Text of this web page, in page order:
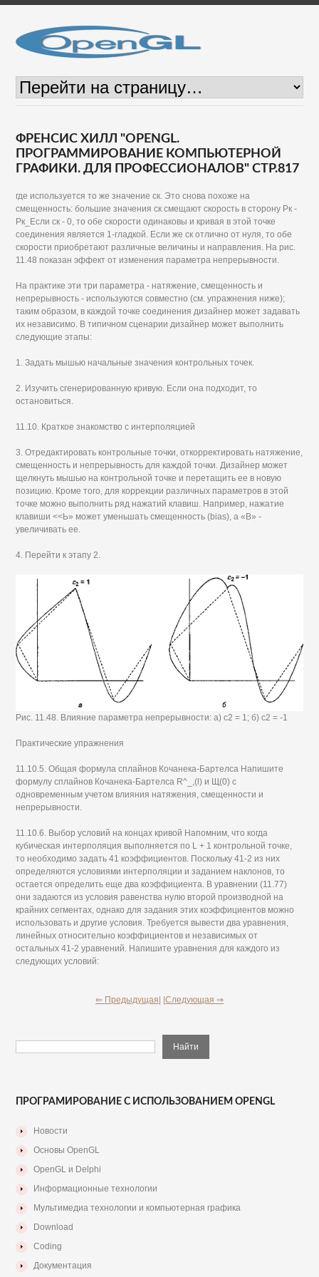
ФРЕНСИС ХИЛЛ "OPENGL.
ПРОГРАММИРОВАНИЕ КОМПЬЮТЕРНОЙ
ГРАФИКИ. ДЛЯ ПРОФЕССИОНАЛОВ" СТР.817
где используется то же значение ск. Это снова похоже на
смещенность: большие значения ск смещают скорость в сторону Рк -
Рк_Если ск - 0, то обе скорости одинаковы и кривая в этой точке
соединения является 1-гладкой. Если же ск отлично от нуля, то обе
скорости приобретают различные величины и направления. На рис.
11.48 показан эффект от изменения параметра непрерывности.
На практике эти три параметра - натяжение, смещенность и
непрерывность - используются совместно (см. упражнения ниже);
таким образом, в каждой точке соединения дизайнер может задавать
их независимо. В типичном сценарии дизайнер может выполнить
следующие этапы:
1. Задать мышью начальные значения контрольных точек.
2. Изучить сгенерированную кривую. Если она подходит, то
остановиться.
11.10. Краткое знакомство с интерполяцией
3. Отредактировать контрольные точки, откорректировать натяжение,
смещенность и непрерывность для каждой точки. Дизайнер может
щелкнуть мышью на контрольной точке и перетащить ее в новую
позицию. Кроме того, для коррекции различных параметров в этой
точке можно выполнить ряд нажатий клавиш. Например, нажатие
клавиши <<Ь» может уменьшать смещенность (bias), а «В» -
увеличивать ее.
4. Перейти к этапу 2.
Рис. 11.48. Влияние параметра непрерывности: а) с2 = 1; б) с2 = -1
Практические упражнения
11.10.5. Общая формула сплайнов Кочанека-Бартелса Напишите
формулу сплайнов Кочанека-Бартелса R^_,(l) и Щ(0) с
одновременным учетом влияния натяжения, смещенности и
непрерывности.
11.10.6. Выбор условий на концах кривой Напомним, что когда
кубическая интерполяция выполняется по L + 1 контрольной точке,
то необходимо задать 41 коэффициентов. Поскольку 41-2 из них
определяются условиями интерполяции и заданием наклонов, то
остается определить еще два коэффициента. В уравнении (11.77)
они задаются из условия равенства нулю второй производной на
крайних сегментах, однако для задания этих коэффициентов можно
использовать и другие условия. Требуется вывести два уравнения,
линейных относительно коэффициентов и независимых от
остальных 41-2 уравнений. Напишите уравнения для каждого из
следующих условий:
⇐ Предыдущая| |Следующая ⇒
ПРОГРАМИРОВАНИЕ С ИСПОЛЬЗОВАНИЕМ OPENGL
Новости
Основы OpenGL
OpenGL и Delphi
Информационные технологии
Мультимедиа технологии и компьютерная графика
Download
Coding
Документация